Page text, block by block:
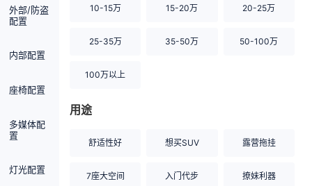
外部/防盗
配置
内部配置
座椅配置
多媒体配
置
灯光配置
10-15万 15-20万 20-25万
25-35万 35-50万 50-100万
100万以上
用途
舒适性好 想买SUV 露营拖挂
7座大空间 入门代步 撩妹利器